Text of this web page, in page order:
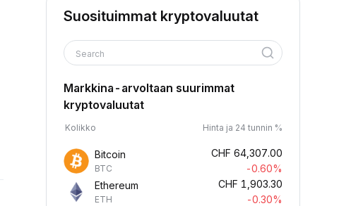
Suosituimmat kryptovaluutat
Search
Markkina-arvoltaan suurimmat
kryptovaluutat
Kolikko Hinta ja 24 tunnin %
Bitcoin
BTC
CHF 64,307.00
-0.60%
Ethereum
ETH
CHF 1,903.30
-0.30%